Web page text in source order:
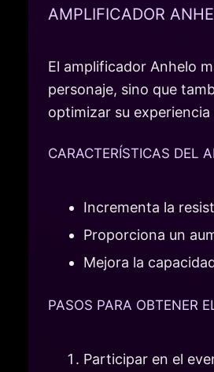
AMPLIFICADOR
El amplificador Anhelo
personaje, sino que
optimizar su experiencia
CARACTERÍSTICAS DEL
Incrementa la
Proporciona un
Mejora la
PASOS PARA OBTENER
Participar en el